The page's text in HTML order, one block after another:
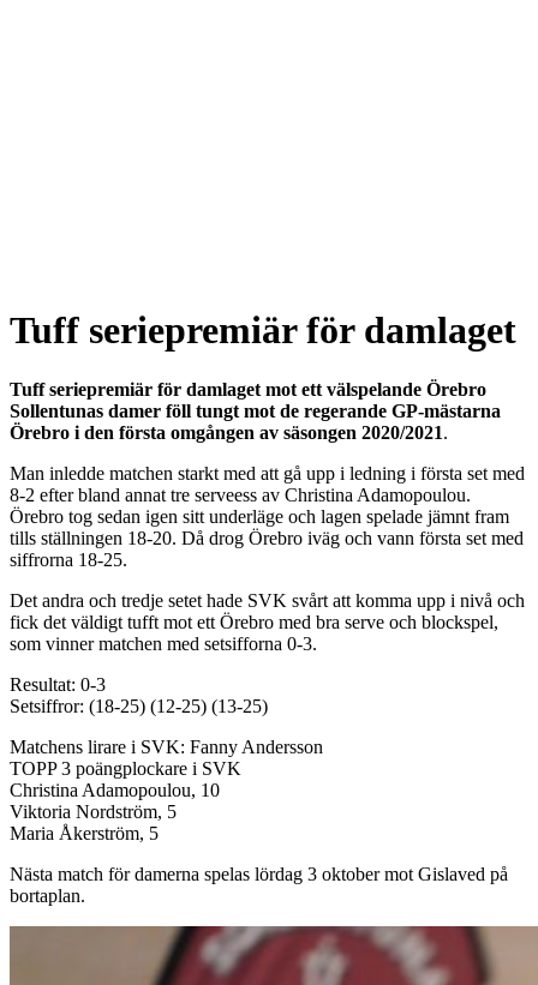
Tuff seriepremiär för damlaget
Tuff seriepremiär för damlaget mot ett välspelande Örebro
Sollentunas damer föll tungt mot de regerande GP-mästarna
Örebro i den första omgången av säsongen 2020/2021.
Man inledde matchen starkt med att gå upp i ledning i första set med
8-2 efter bland annat tre serveess av Christina Adamopoulou.
Örebro tog sedan igen sitt underläge och lagen spelade jämnt fram
tills ställningen 18-20. Då drog Örebro iväg och vann första set med
siffrorna 18-25.
Det andra och tredje setet hade SVK svårt att komma upp i nivå och
fick det väldigt tufft mot ett Örebro med bra serve och blockspel,
som vinner matchen med setsifforna 0-3.
Resultat: 0-3
Setsiffror: (18-25) (12-25) (13-25)
Matchens lirare i SVK: Fanny Andersson
TOPP 3 poängplockare i SVK
Christina Adamopoulou, 10
Viktoria Nordström, 5
Maria Åkerström, 5
Nästa match för damerna spelas lördag 3 oktober mot Gislaved på
bortaplan.